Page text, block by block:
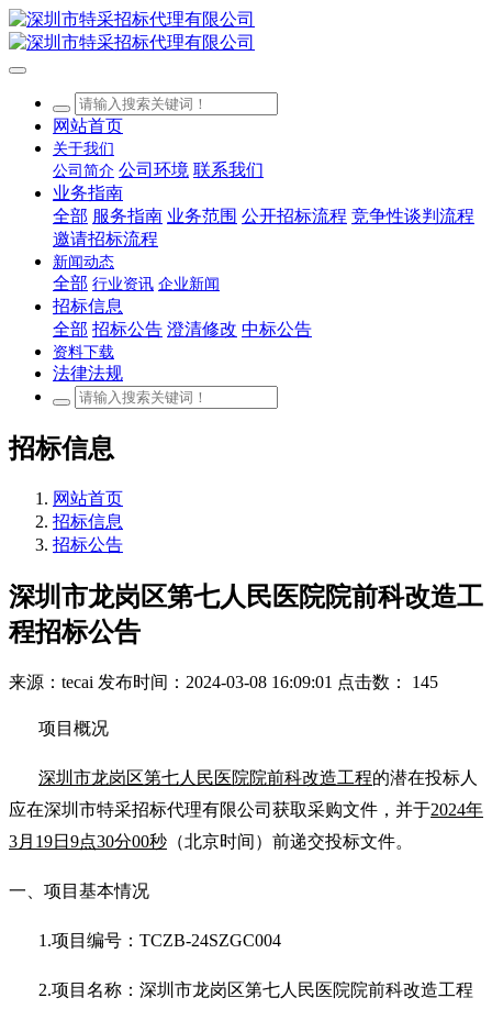
网站首页
关于我们
公司简介 公司环境 联系我们
业务指南
全部 服务指南 业务范围 公开招标流程 竞争性谈判流程
邀请招标流程
新闻动态
全部 行业资讯 企业新闻
招标信息
全部 招标公告 澄清修改 中标公告
资料下载
法律法规
招标信息
网站首页
招标信息
招标公告
深圳市龙岗区第七人民医院院前科改造工
程招标公告
来源：tecai 发布时间：2024-03-08 16:09:01 点击数： 145
项目概况
深圳市龙岗区第七人民医院院前科改造工程的潜在投标人
应在深圳市特采招标代理有限公司获取采购文件，并于2024年
3月 19日 9点30分00秒 （北京时间）前递交投标文件。
一、项目基本情况
1.项目编号： TCZB-24SZGC004
2.项目名称：深圳市龙岗区第七人民医院院前科改造工程